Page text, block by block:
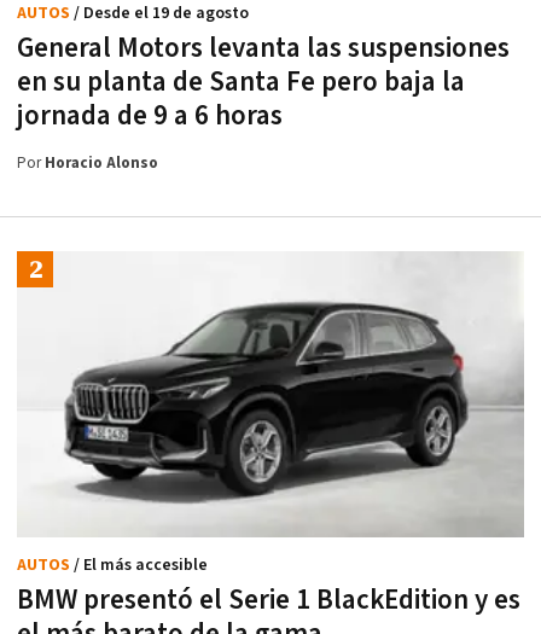
General Motors levanta las suspensiones
en su planta de Santa Fe pero baja la
jornada de 9 a 6 horas
AUTOS / Desde el 19 de agosto
PorHoracio Alonso
BMW presentó el Serie 1 BlackEdition y es
AUTOS / El más accesible